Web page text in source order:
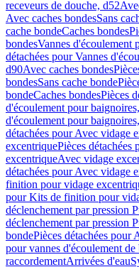
receveurs de douche, d52
Avec caches bondesSans
cache bondeCaches bondes
bondesVannes d'écoulement
détachées pour Vannes
d90Avec caches bondes
bondesSans cache bonde
bondeCaches bondesPièces
d'écoulement pour
d'écoulement pour
détachées pour Avec vidage
excentriquePièces
excentriqueAvec vidage
détachées pour Avec vidage
finition pour vidage
pour Kits de finition pour
déclenchement par pression
déclenchement par pression
bondePièces détachées pour
pour vannes d'écoulement de
raccordementArrivées d'eau